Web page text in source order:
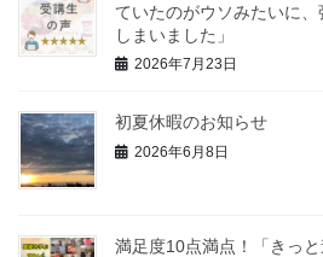
ていたのがウソみたいに、
しまいました」
2026年7月23日
初夏休暇のお知らせ
2026年6月8日
満足度10点満点！「きっ